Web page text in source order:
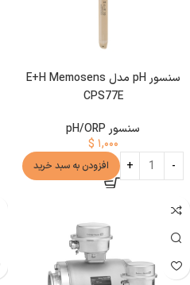
سنسور pH مدل E+H Memosens
CPS77E
سنسور pH/ORP
$ ۱,۰۰۰
افزودن به سبد خرید